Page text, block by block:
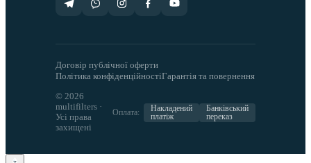
Договір публічної оферти
Політика конфіденційностіГарантія та повернення
© 2026
multifilters ·
Усі права
захищені
Оплата:
Накладений
платіж
Банківський
переказ